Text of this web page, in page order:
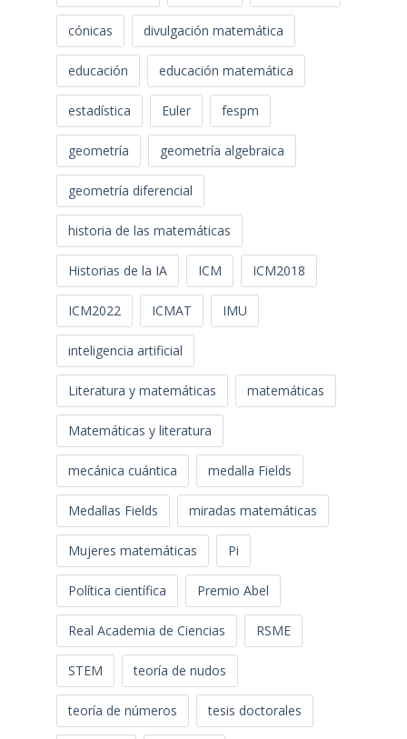
cónicas divulgación matemática
educación educación matemática
estadística Euler fespm
geometría geometría algebraica
geometría diferencial
historia de las matemáticas
Historias de la IA ICM ICM2018
ICM2022 ICMAT IMU
inteligencia artificial
Literatura y matemáticas matemáticas
Matemáticas y literatura
mecánica cuántica medalla Fields
Medallas Fields miradas matemáticas
Mujeres matemáticas Pi
Política científica Premio Abel
Real Academia de Ciencias RSME
STEM teoría de nudos
teoría de números tesis doctorales